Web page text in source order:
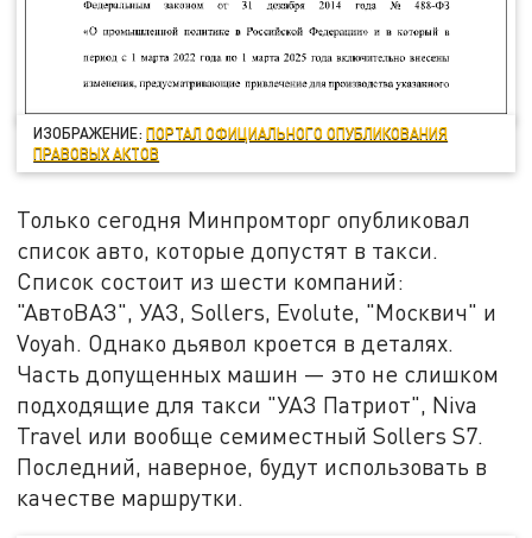
ИЗОБРАЖЕНИЕ:ПОРТАЛ ОФИЦИАЛЬНОГО ОПУБЛИКОВАНИЯ
ПРАВОВЫХ АКТОВ
Только сегодня Минпромторг опубликовал
список авто, которые допустят в такси.
Список состоит из шести компаний:
"АвтоВАЗ", УАЗ, Sollers, Evolute, "Москвич" и
Voyah. Однако дьявол кроется в деталях.
Часть допущенных машин — это не слишком
подходящие для такси "УАЗ Патриот", Niva
Travel или вообще семиместный Sollers S7.
Последний, наверное, будут использовать в
качестве маршрутки.